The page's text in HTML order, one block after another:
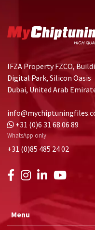
IFZA Property FZCO,
Digital Park, Silicon Oasis
Dubai, United Arab
+31 (0)6 31 68 06 89
WhatsApp only
+31 (0)85 485 24 02
Menu